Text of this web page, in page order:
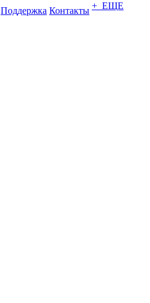
Поддержка Контакты + ЕЩЕ